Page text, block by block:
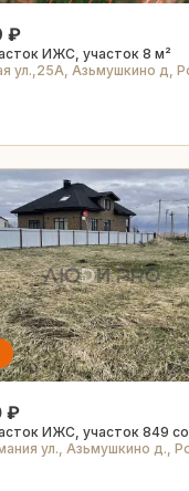
₽
ИЖС, участок 8 м²
ул.,25А, Азьмушкино д,
₽
ИЖС, участок 849
ул., Азьмушкино д.,